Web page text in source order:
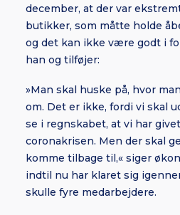
december, at der var
butikker, som måtte holde
og det kan ikke være godt i
han og tilføjer:
»Man skal huske på, hvor
om. Det er ikke, fordi vi skal
se i regnskabet, at vi har
coronakrisen. Men der skal
komme tilbage til,« siger
indtil nu har klaret sig
skulle fyre medarbejdere.